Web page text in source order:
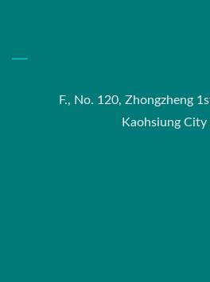
16 F., No. 120, Zhongzheng
Kaohsiung City